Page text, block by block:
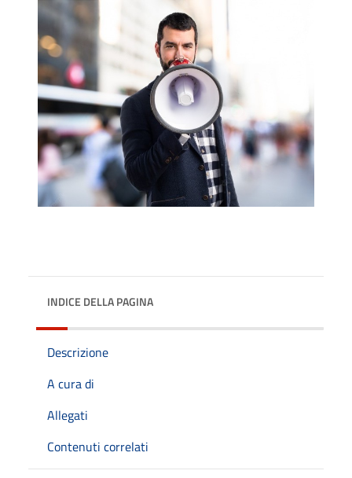
INDICE DELLA PAGINA
Descrizione
A cura di
Allegati
Contenuti correlati